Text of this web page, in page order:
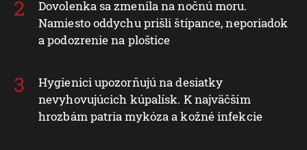
Dovolenka sa zmenila na nočnú moru.
Namiesto oddychu prišli štípance, neporiadok
a podozrenie na ploštice
Hygienici upozorňujú na desiatky
nevyhovujúcich kúpalísk. K najväčším
hrozbám patria mykóza a kožné infekcie